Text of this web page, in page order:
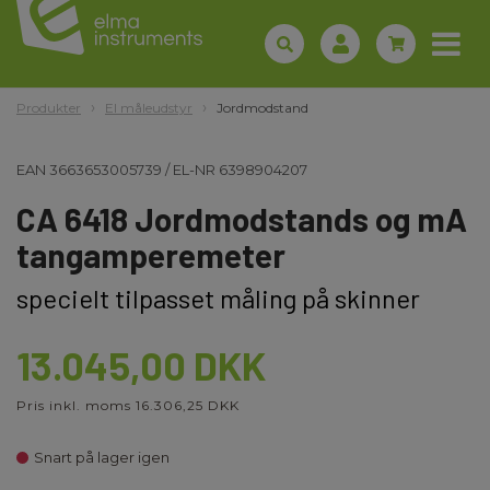
Produkter El måleudstyr Jordmodstand
EAN 3663653005739 /EL-NR 6398904207
CA 6418 Jordmodstands og mA
tangamperemeter
specielt tilpasset måling på skinner
13.045,00 DKK
Pris inkl. moms 16.306,25 DKK
Snart på lager igen